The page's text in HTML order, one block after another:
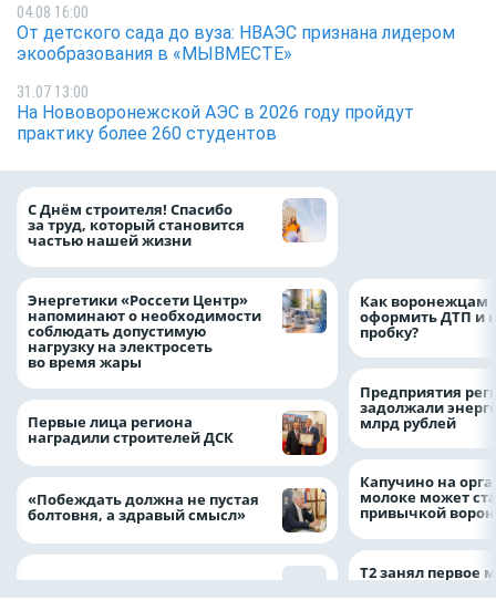
04.08 16:00
От детского сада до вуза: НВАЭС признана лидером
экообразования в «МЫВМЕСТЕ»
31.07 13:00
На Нововоронежской АЭС в 2026 году пройдут
практику более 260 студентов
С Днём строителя! Спасибо
за труд, который становится
частью нашей жизни
Энергетики «Россети Центр»
напоминают о необходимости
соблюдать допустимую
нагрузку на электросеть
во время жары
Первые лица региона
наградили строителей ДСК
«Побеждать должна не пустая
болтовня, а здравый смысл»
Как воронежцам
оформить ДТП и
пробку?
Предприятия
задолжали
млрд рублей
Капучино на
молоке может
привычкой
Т2 занял первое